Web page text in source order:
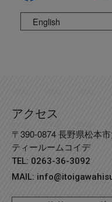
English
アクセス
〒390-0874 長野県松本
ティールームコイデ
TEL: 0263-36-3092
MAIL: